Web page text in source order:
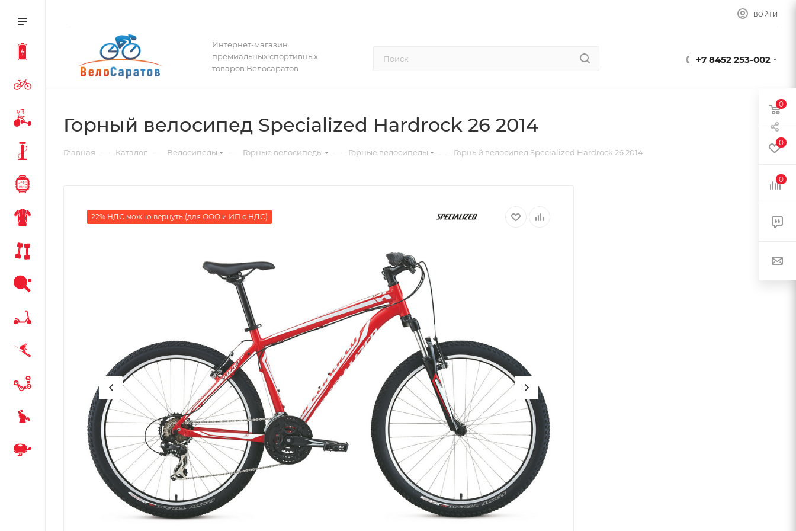
ВОЙТИ
Интернет-магазин
премиальных спортивных
товаров Велосаратов
+7 8452 253-002
Горный велосипед Specialized Hardrock 26 2014
Главная — Каталог — Велосипеды — Горные велосипеды — Горные велосипеды — Горный велосипед Specialized Hardrock 26 2014
22% НДС можно вернуть (для ООО и ИП с НДС)
0
0
0